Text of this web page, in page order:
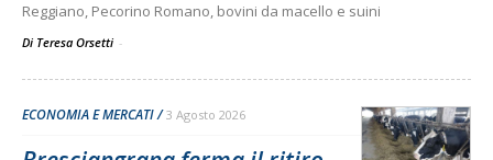
Reggiano, Pecorino Romano, bovini da macello e suini
Di Teresa Orsetti -
ECONOMIA E MERCATI 3 Agosto 2026